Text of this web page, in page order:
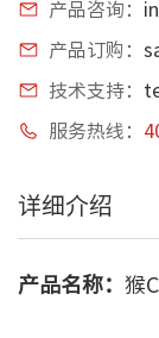
产品咨询：
产品订购：
技术支持：
服务热线：
详细介绍
产品名称： 猴